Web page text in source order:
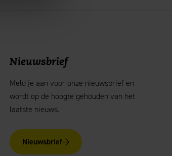
Nieuwsbrief
Meld je aan voor onze nieuwsbrief en
wordt op de hoogte gehouden van het
laatste nieuws.
Nieuwsbrief